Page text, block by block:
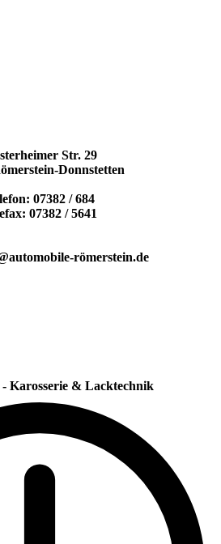
Str. 29
Donnstetten
07382 / 684
07382 / 5641
römerstein.de
Karosserie & Lacktechnik